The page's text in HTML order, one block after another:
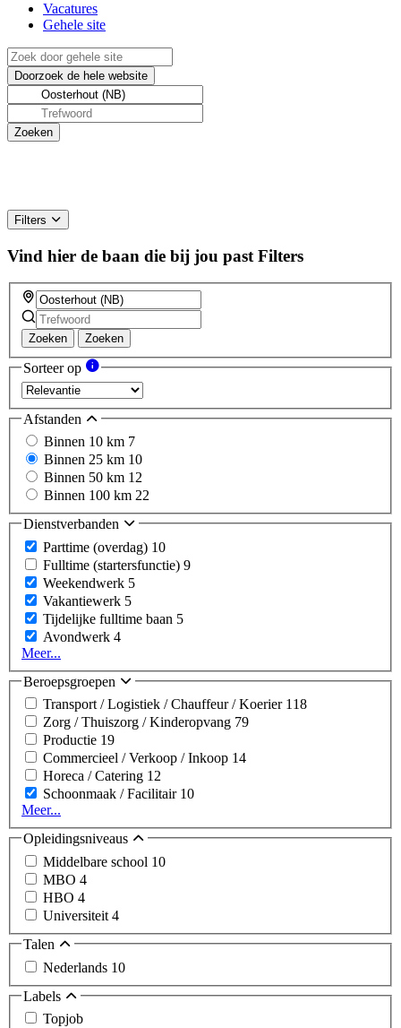
Vacatures
Gehele site
Filters
Vind hier de baan die bij jou past Filters
Zoeken Zoeken
Sorteer op
Afstanden
Binnen 10 km 7
Binnen 25 km 10
Binnen 50 km 12
Binnen 100 km 22
Dienstverbanden
Parttime (overdag) 10
Fulltime (startersfunctie) 9
Weekendwerk 5
Vakantiewerk 5
Tijdelijke fulltime baan 5
Avondwerk 4
Meer...
Beroepsgroepen
Transport / Logistiek / Chauffeur / Koerier 118
Zorg / Thuiszorg / Kinderopvang 79
Productie 19
Commercieel / Verkoop / Inkoop 14
Horeca / Catering 12
Schoonmaak / Facilitair 10
Meer...
Opleidingsniveaus
Middelbare school 10
MBO 4
HBO 4
Universiteit 4
Talen
Nederlands 10
Labels
Topjob